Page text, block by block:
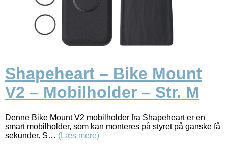
Shapeheart – Bike Mount
V2 – Mobilholder – Str. M
Denne Bike Mount V2 mobilholder fra Shapeheart er en
smart mobilholder, som kan monteres på styret på ganske få
sekunder. S… (Læs mere)